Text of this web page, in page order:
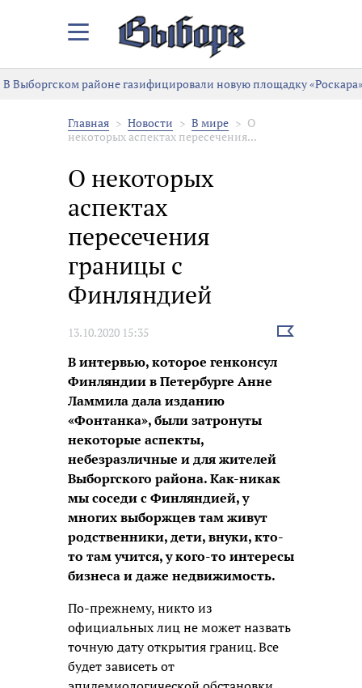
Закрыть/
меню
В Выборгском районе газифицировали новую площадку «Роскара»
Главная Новости В мире
О
некоторых аспектах пересечения...
О некоторых
аспектах
пересечения
границы с
Финляндией
13.10.2020 15:35
Выбрать
В интервью, которое генконсул
Финляндии в Петербурге Анне
Ламмила дала изданию
«Фонтанка», были затронуты
некоторые аспекты,
небезразличные и для жителей
Выборгского района. Как-никак
мы соседи с Финляндией, у
многих выборжцев там живут
родственники, дети, внуки, кто-
то там учится, у кого-то интересы
бизнеса и даже недвижимость.
По-прежнему, никто из
официальных лиц не может назвать
точную дату открытия границ. Все
будет зависеть от